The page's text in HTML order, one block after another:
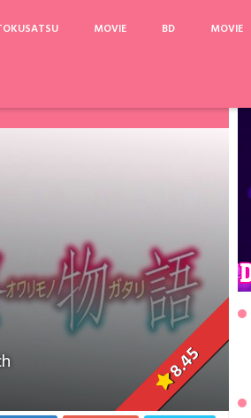
MOVIE BD MOVIE
8.45